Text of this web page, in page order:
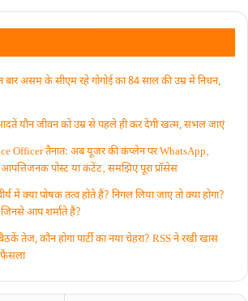
बार असम के सीएम रहे गोगोई का 84 साल की उम्र में निधन,
याैन जीवन को उम्र से पहले ही कर देंगी खत्म, संभल जाएं
Officer तैनात: अब यूजर की कंप्लेन पर WhatsApp‚
आपत्तिजनक पोस्ट या कंटेंट‚ समझिए पूरा प्रॉसेस
में क्या पोषक तत्व होते हैं? निगल लिया जाए तो क्या होगा?
आप शर्माते हैं?
तेज, कौन होगा पार्टी का नया चेहरा? RSS ने रखी खास
फैसला